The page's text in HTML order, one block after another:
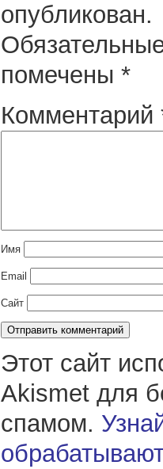
опубликован.
помечены *
Комментарий
Имя
Email
Сайт
Этот сайт
Akismet для
спамом.